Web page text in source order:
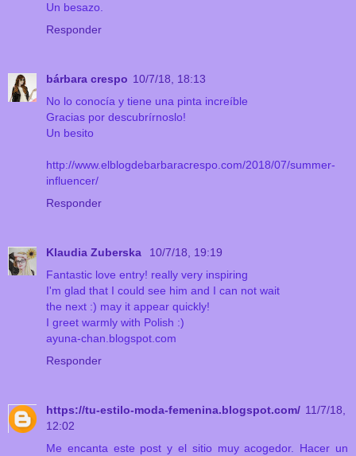
Un besazo.
Responder
bárbara crespo 10/7/18, 18:13
No lo conocía y tiene una pinta increíble
Gracias por descubrírnoslo!
Un besito
http://www.elblogdebarbaracrespo.com/2018/07/summer-
influencer/
Responder
Klaudia Zuberska
10/7/18, 19:19
Fantastic love entry! really very inspiring
I'm glad that I could see him and I can not wait
the next :) may it appear quickly!
I greet warmly with Polish :)
ayuna-chan.blogspot.com
Responder
https://tu-estilo-moda-femenina.blogspot.com/ 11/7/18,
12:02
Me encanta este post y el sitio muy acogedor. Hacer un